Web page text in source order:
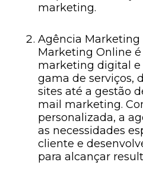
marketing.
Agência Marketing
Marketing Online
marketing digital
gama de serviços,
sites até a gestão
mail marketing.
personalizada, a
as necessidades
cliente e
para alcançar